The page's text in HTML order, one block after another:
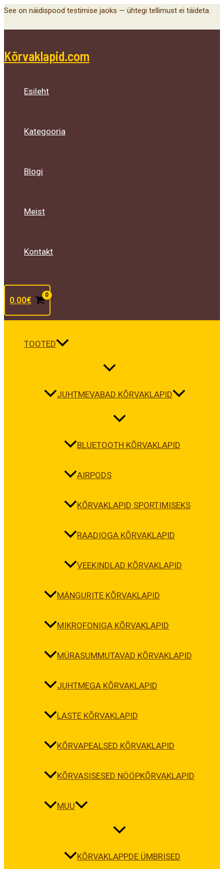
Skip
See on näidispood testimise jaoks — ühtegi tellimust ei täideta.
Kõrvaklapid.com
Esileht
Kategooria
Blogi
Meist
Kontakt
0.00€
TOOTED
Menu
Toggle
JUHTMEVABAD KÕRVAKLAPID
Menu
Toggle
BLUETOOTH KÕRVAKLAPID
AIRPODS
KÕRVAKLAPID SPORTIMISEKS
RAADIOGA KÕRVAKLAPID
VEEKINDLAD KÕRVAKLAPID
MÄNGURITE KÕRVAKLAPID
MIKROFONIGA KÕRVAKLAPID
MÜRASUMMUTAVAD KÕRVAKLAPID
JUHTMEGA KÕRVAKLAPID
LASTE KÕRVAKLAPID
KÕRVAPEALSED KÕRVAKLAPID
KÕRVASISESED NÖÖPKÕRVAKLAPID
MUU
Menu
Toggle
KÕRVAKLAPPDE ÜMBRISED
Main
Menu